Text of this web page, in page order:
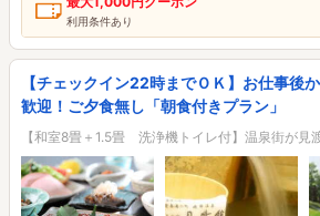
利用条件あり
【チェックイン22時までＯＫ】お仕事後
歓迎！ご夕食無し「朝食付きプラン」
【和室8畳＋1.5畳 洗浄機トイレ付】温泉街が見